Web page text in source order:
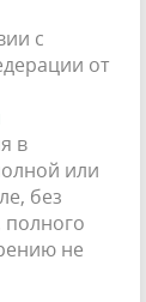
с
от
в
или
без
не